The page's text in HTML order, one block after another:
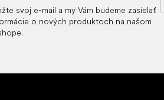
svoj e-mail a my Vám budeme zasielať
o nových produktoch na našom